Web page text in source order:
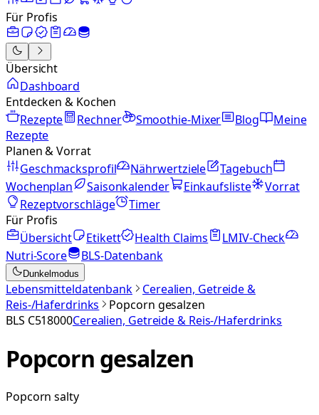
Für Profis
Übersicht
Dashboard
Entdecken & Kochen
Rezepte
Rechner Smoothie-Mixer Blog
Meine
Rezepte
Planen & Vorrat
Geschmacksprofil
Nährwertziele
Tagebuch
Wochenplan
Saisonkalender Einkaufsliste
Vorrat
Rezeptvorschläge
Timer
Für Profis
Übersicht
Etikett Health Claims
LMIV-Check
Nutri-Score
BLS-Datenbank
Dunkelmodus
Lebensmitteldatenbank
Cerealien, Getreide &
Reis-/Haferdrinks
Popcorn gesalzen
BLS C518000Cerealien, Getreide & Reis-/Haferdrinks
Popcorn gesalzen
Popcorn salty